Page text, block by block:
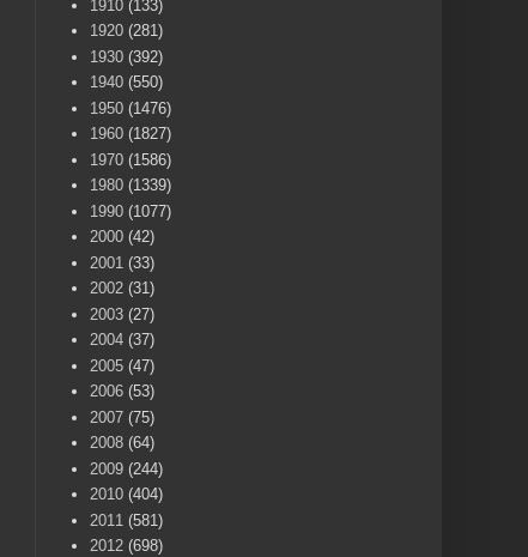
1910 (133)
1920 (281)
1930 (392)
1940 (550)
1950 (1476)
1960 (1827)
1970 (1586)
1980 (1339)
1990 (1077)
2000 (42)
2001 (33)
2002 (31)
2003 (27)
2004 (37)
2005 (47)
2006 (53)
2007 (75)
2008 (64)
2009 (244)
2010 (404)
2011 (581)
2012 (698)